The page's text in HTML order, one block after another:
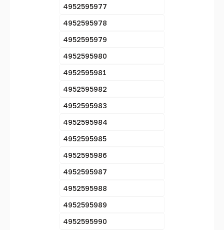
4952595977
4952595978
4952595979
4952595980
4952595981
4952595982
4952595983
4952595984
4952595985
4952595986
4952595987
4952595988
4952595989
4952595990